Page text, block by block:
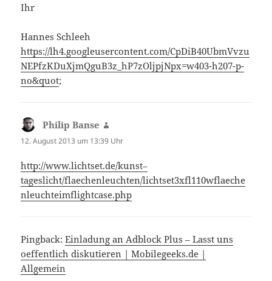
Ihr
Hannes Schleeh
https://lh4.googleusercontent.com/CpDiB40UbmVvzu
NEPfzKDuXjmQguB3z_hP7zOljpjNpx=w403-h207-p-
no&quot;
Philip Banse
12. August 2013 um 13:39 Uhr
http://www.lichtset.de/kunst–
tageslicht/flaechenleuchten/lichtset3xfl110wflaeche
nleuchteimflightcase.php
Pingback:Einladung an Adblock Plus – Lasst uns
oeffentlich diskutieren | Mobilegeeks.de |
Allgemein